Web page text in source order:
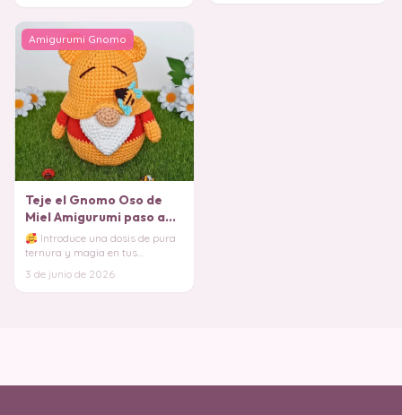
Amigurumi Gnomo
Teje el Gnomo Oso de
Miel Amigurumi paso a
paso (Patrón Gratis)
Introduce una dosis de pura
ternura y magia en tus
diseño que fusion
3 de junio de 2026